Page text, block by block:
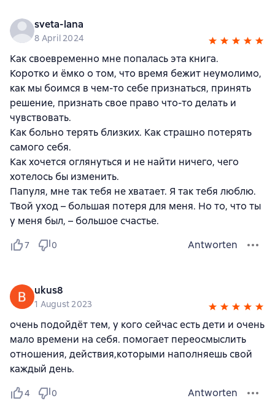
sveta-lana
8 April 2024
Как своевременно мне попалась эта книга.
Коротко и ёмко о том, что время бежит неумолимо,
как мы боимся в чем-то себе признаться, принять
решение, признать свое право что-то делать и
чувствовать.
Как больно терять близких. Как страшно потерять
самого себя.
Как хочется оглянуться и не найти ничего, чего
хотелось бы изменить.
Папуля, мне так тебя не хватает. Я так тебя люблю.
Твой уход – большая потеря для меня. Но то, что ты
у меня был, – большое счастье.
7 0 Antworten
ukus8
1 August 2023
очень подойдёт тем, у кого сейчас есть дети и очень
мало времени на себя. помогает переосмыслить
отношения, действия,которыми наполняешь свой
каждый день.
4 0 Antworten